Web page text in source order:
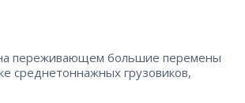
переживающем большие перемены
среднетоннажных грузовиков,